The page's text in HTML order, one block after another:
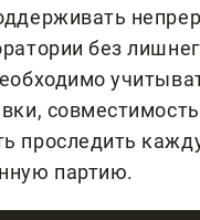
без
проследить
партию.